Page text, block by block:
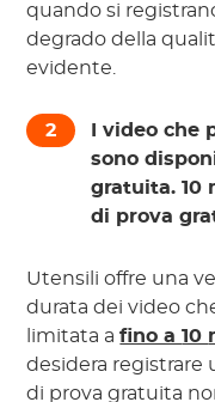
quando si
degrado della
evidente.
2
I video che
sono
gratuita.10
di prova
Utensilioffre una
durata dei video
limitata afino a10
desidera registrare
di prova gratuita